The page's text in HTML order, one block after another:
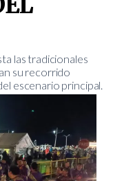
las tradicionales
su recorrido
escenario principal.